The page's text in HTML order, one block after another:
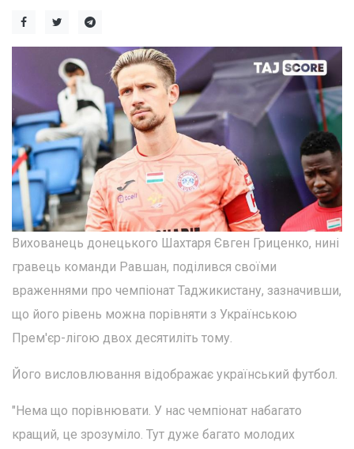
Вихованець донецького Шахтаря Євген Гриценко, нині
гравець команди Равшан, поділився своїми
враженнями про чемпіонат Таджикистану, зазначивши,
що його рівень можна порівняти з Українською
Прем'єр-лігою двох десятиліть тому.
Його висловлювання відображає український футбол.
"Нема що порівнювати. У нас чемпіонат набагато
кращий, це зрозуміло. Тут дуже багато молодих